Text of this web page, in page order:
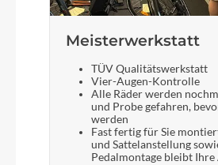
Meisterwerkstatt
TÜV Qualitätswerkstatt
Vier-Augen-Kontrolle
Alle Räder werden
und Probe gefahren,
werden
Fast fertig für Sie
und Sattelanstellung
Pedalmontage bleibt Ihre